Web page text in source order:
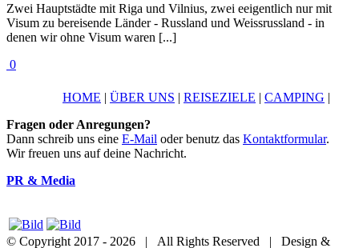
Zwei Hauptstädte mit Riga und Vilnius, zwei eeigentlich nur mit
Visum zu bereisende Länder - Russland und Weissrussland - in
denen wir ohne Visum waren [...]
0
HOME | ÜBER UNS | REISEZIELE | CAMPING |
Fragen oder Anregungen?
Dann schreib uns eine E-Mail oder benutz das Kontaktformular.
Wir freuen uns auf deine Nachricht.
PR & Media
© Copyright 2017 - 2026 | All Rights Reserved | Design &